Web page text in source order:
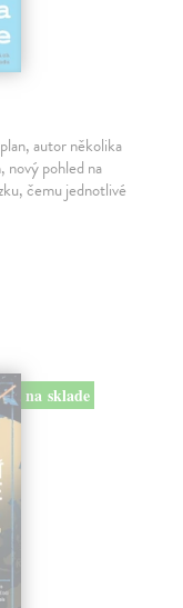
autor několika
nový pohled na
čemu jednotlivé
na sklade